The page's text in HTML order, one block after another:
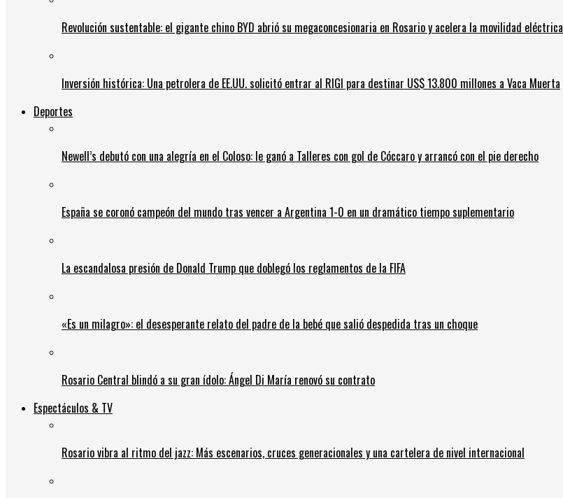
Revolución sustentable: el gigante chino BYD abrió su megaconcesionaria en Rosario y acelera la movilidad eléctrica
Inversión histórica: Una petrolera de EE.UU. solicitó entrar al RIGI para destinar US$ 13.800 millones a Vaca Muerta
Deportes
Newell’s debutó con una alegría en el Coloso: le ganó a Talleres con gol de Cóccaro y arrancó con el pie derecho
España se coronó campeón del mundo tras vencer a Argentina 1-0 en un dramático tiempo suplementario
La escandalosa presión de Donald Trump que doblegó los reglamentos de la FIFA
«Es un milagro»: el desesperante relato del padre de la bebé que salió despedida tras un choque
Rosario Central blindó a su gran ídolo: Ángel Di María renovó su contrato
Espectáculos & TV
Rosario vibra al ritmo del jazz: Más escenarios, cruces generacionales y una cartelera de nivel internacional